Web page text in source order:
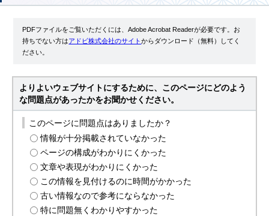
PDFファイルをご覧いただくには、Adobe Acrobat Readerが必要です。お
持ちでない方はアドビ株式会社のサイトからダウンロード（無料）してく
ださい。
よりよいウェブサイトにするために、このページにどのよう
な問題点があったかをお聞かせください。
このページに問題点はありましたか？
情報が十分掲載されていなかった
ページの構成がわかりにくかった
文章や表現がわかりにくかった
この情報を見付けるのに時間がかかった
古い情報なので参考にならなかった
特に問題無くわかりやすかった